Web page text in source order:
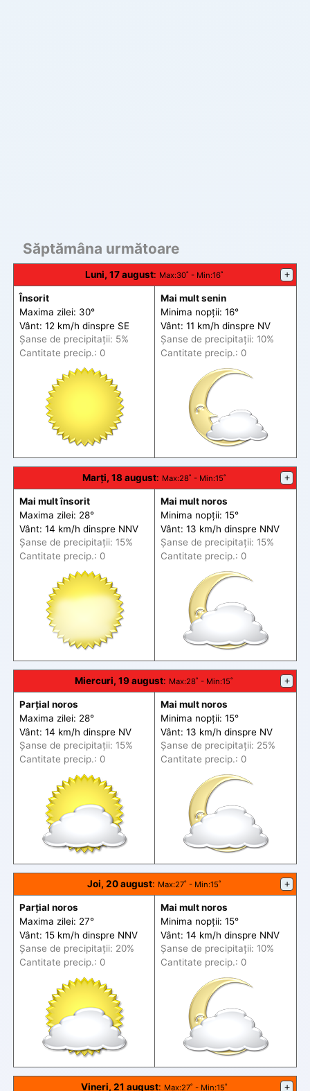
Săptămâna următoare
Luni, 17 august: Max:30˚ - Min:16˚ +
Însorit
Maxima zilei: 30°
Vânt: 12 km/h dinspre SE
Șanse de precipitații: 5%
Cantitate precip.: 0
Mai mult senin
Minima nopții: 16°
Vânt: 11 km/h dinspre NV
Șanse de precipitații: 10%
Cantitate precip.: 0
Marți, 18 august: Max:28˚ - Min:15˚ +
Mai mult însorit
Maxima zilei: 28°
Vânt: 14 km/h dinspre NNV
Șanse de precipitații: 15%
Cantitate precip.: 0
Mai mult noros
Minima nopții: 15°
Vânt: 13 km/h dinspre NNV
Șanse de precipitații: 15%
Cantitate precip.: 0
Miercuri, 19 august: Max:28˚ - Min:15˚ +
Parțial noros
Maxima zilei: 28°
Vânt: 14 km/h dinspre NV
Șanse de precipitații: 15%
Cantitate precip.: 0
Mai mult noros
Minima nopții: 15°
Vânt: 13 km/h dinspre NV
Șanse de precipitații: 25%
Cantitate precip.: 0
Joi, 20 august: Max:27˚ - Min:15˚ +
Parțial noros
Maxima zilei: 27°
Vânt: 15 km/h dinspre NNV
Șanse de precipitații: 20%
Cantitate precip.: 0
Mai mult noros
Minima nopții: 15°
Vânt: 14 km/h dinspre NNV
Șanse de precipitații: 10%
Cantitate precip.: 0
Vineri, 21 august: Max:27˚ - Min:15˚ +